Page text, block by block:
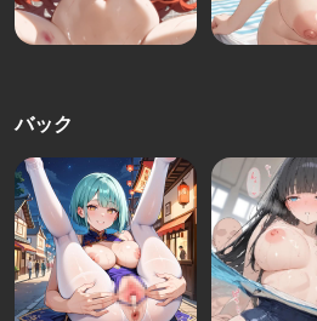
バック